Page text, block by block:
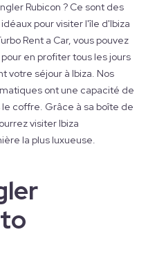
Rubicon ? Ce sont des
pour visiter l'île d'Ibiza
Rent a Car, vous pouvez
en profiter tous les jours
votre séjour à Ibiza. Nos
ont une capacité de
coffre. Grâce à sa boîte de
visiter Ibiza
la plus luxueuse.